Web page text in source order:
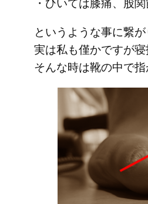
・ひいては膝痛、股
というような事に繋が
実は私も僅かですが
そんな時は靴の中で